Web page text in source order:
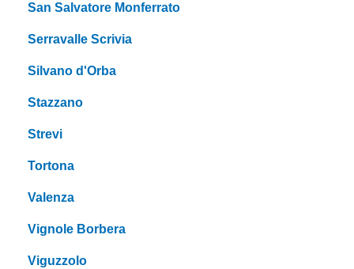
San Salvatore Monferrato
Serravalle Scrivia
Silvano d'Orba
Stazzano
Strevi
Tortona
Valenza
Vignole Borbera
Viguzzolo